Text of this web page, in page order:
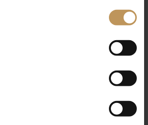
4 G 82 00420 Helsinki